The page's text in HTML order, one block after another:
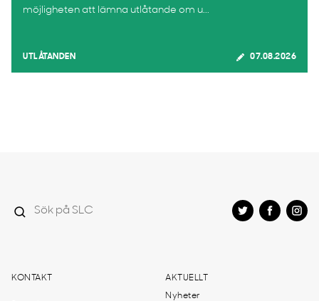
möjligheten att lämna utlåtande om u...
UTLÅTANDEN 07.08.2026
KONTAKT AKTUELLT
Nyheter